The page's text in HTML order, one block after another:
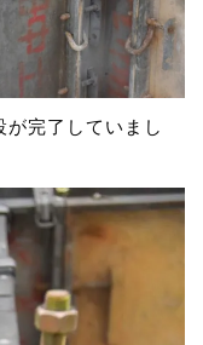
完了していまし